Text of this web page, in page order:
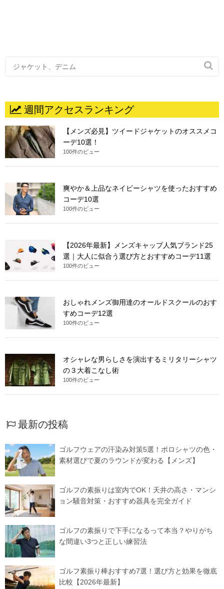

週間アクセスランキング
【メンズ必見】ツイードジャケットのオススメコ
ーデ10選！
100件のビュー
爽やか＆上品なネイビーシャツを使ったおすすめ
コーデ10選
100件のビュー
【2026年最新】メンズキャップ人気ブランド25
選｜大人に似合う選び方とおすすめコーデ11選
100件のビュー
おしゃれメンズ御用達のオールドスクールのおす
すめコーデ12選
100件のビュー
オシャレな男らしさを演出するミリタリーシャツ
の３大着こなし術
100件のビュー
最新の投稿
ゴルフウェアの汗染み対策5選！ポロシャツの色・
素材選びで夏のラウンドが変わる【メンズ】
ゴルフの素振りは室内でOK！天井の高さ・マンシ
ョン騒音対策・おすすめ器具を完全ガイド
ゴルフの素振りで下手になるって本当？やりがち
な間違い3つと正しい練習法
ゴルフ素振り棒おすすめ7選！選び方と効果を徹底
比較【2026年最新】